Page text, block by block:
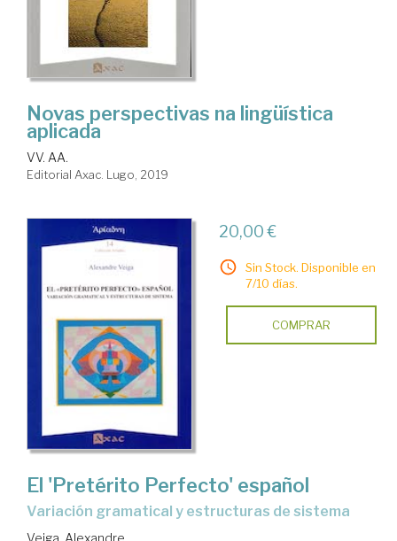
Novas perspectivas na lingüística
aplicada
VV. AA.
Editorial Axac. Lugo, 2019
20,00 €
Sin Stock. Disponible en
7/10 días.
COMPRAR
El 'Pretérito Perfecto' español
variación gramatical y estructuras de sistema